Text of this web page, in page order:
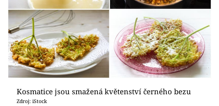
Kosmatice jsou smažená květenství černého bezu
Zdroj: iStock